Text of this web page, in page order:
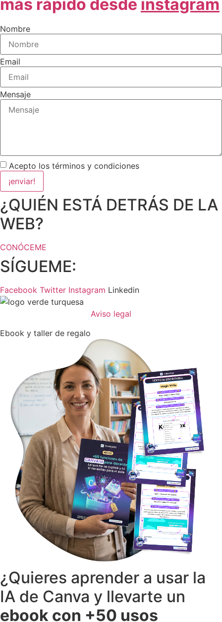
más rápido desde instagram
Nombre
Email
Mensaje
Acepto los términos y condiciones
¡enviar!
¿QUIÉN ESTÁ DETRÁS DE LA
WEB?
CONÓCEME
SÍGUEME:
Facebook Twitter Instagram Linkedin
Aviso legal
Ebook y taller de regalo
¿Quieres aprender a usar la
IA de Canva y llevarte un
ebook con +50 usos